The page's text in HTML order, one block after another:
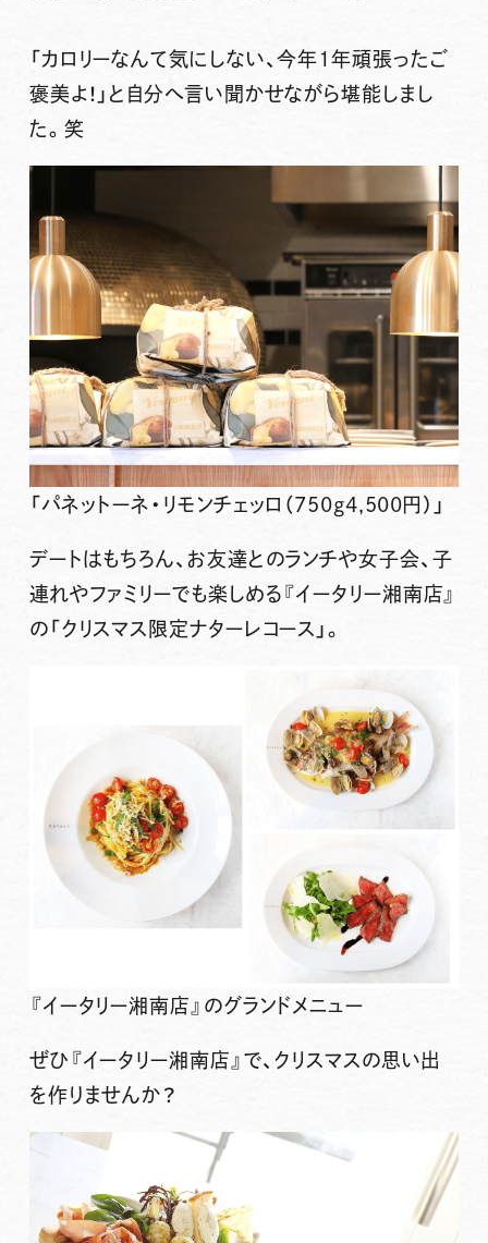
「カロリーなんて気にしない、今年1年頑張ったご
褒美よ！」と自分へ言い聞かせながら堪能しまし
た。笑
「パネットーネ・リモンチェッロ（750g4,500円）」
デートはもちろん、お友達とのランチや女子会、子
連れやファミリーでも楽しめる『イータリー湘南店』
の「クリスマス限定ナターレコース」。
『イータリー湘南店』のグランドメニュー
ぜひ『イータリー湘南店』で、クリスマスの思い出
を作りませんか？